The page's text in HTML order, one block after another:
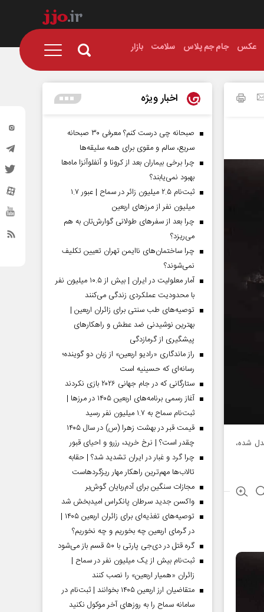
عکس جام جم پلاس سلامت بازار
شده،
اخبار ویژه
صبحانه چی درست کنم؟ معرفی ۳۰ صبحانه
سریع، سالم و مقوی برای همه سلیقه‌ها
چرا برخی بیماران بعد از کرونا و آنفلوآنزا ماه‌ها
بهبود نمی‌یابند؟
ثبت‌نام ۲.۵ میلیون زائر در سماح | عبور ۱.۷
میلیون نفر از مرز‌های اربعین
چرا بعد از سفرهای طولانی گوارش‌تان به هم
می‌ریزد؟
چرا ساختمان‌های ناایمن تهران تعیین تکلیف
نمی‌شوند؟
آمار معلولیت در ایران | بیش از ۱۰.۵ میلیون نفر
با محدودیت عملکردی زندگی می‌کنند
توصیه‌های طب سنتی برای زائران اربعین |
بهترین نوشیدنی ضد عطش و راهکارهای
پیشگیری از گرمازدگی
راز ماندگاری «رادیو اربعین» از زبان دو گوینده؛
رسانه‌ای که حسینیه است
ستارگانی که در جام جهانی ۲۰۲۶ بازی نکردند
آغاز رسمی برنامه‌های اربعین ۱۴۰۵ در مرز‌ها |
ثبت‌نام سماح به ۱.۷ میلیون نفر رسید
قیمت قبر در بهشت زهرا (س) در سال ۱۴۰۵
چقدر است؟ | نرخ خرید، رزرو و احیای قبور
چرا گرد و غبار در ایران تشدید شد؟ | حقابه
تالاب‌ها مهم‌ترین راهکار مهار ریزگردهاست
مجازات سنگین برای آدم‌ربایان گوش‌بر
واکسن جدید سرطان پانکراس امیدبخش شد
توصیه‌های تغذیه‌ای برای زائران اربعین ۱۴۰۵ |
در گرمای اربعین چه بخوریم و چه نخوریم؟
گره قتل در دی‌جی پارتی با ۵۰ قسم باز می‌شود
ثبت‌نام بیش از یک میلیون نفر در سماح |
زائران «همیار اربعین» را نصب کنند
متقاضیان ارز اربعین ۱۴۰۵ بخوانند | ثبت‌نام در
سامانه سماح را به روز‌های آخر موکول نکنید